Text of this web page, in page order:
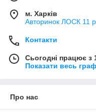
м. Харків
Авторинок ЛОСК 11
Контакти
Сьогодні працює з
Показати весь
Про нас